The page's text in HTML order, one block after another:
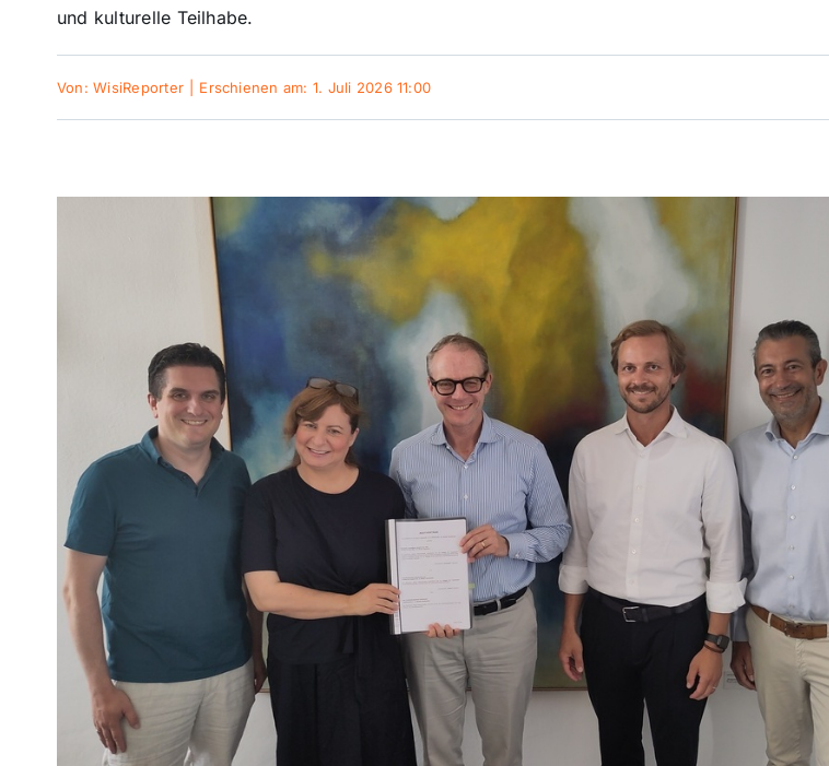
und kulturelle Teilhabe.
Von:WisiReporter Erschienen am: 1. Juli 2026 11:00